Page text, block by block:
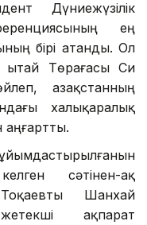
кем болған
Дүниежүзілік
ең
бірі атанды. Ол
Төрағасы Си
Қазақстанның
халықаралық
сәтінен-ақ
Шанхай